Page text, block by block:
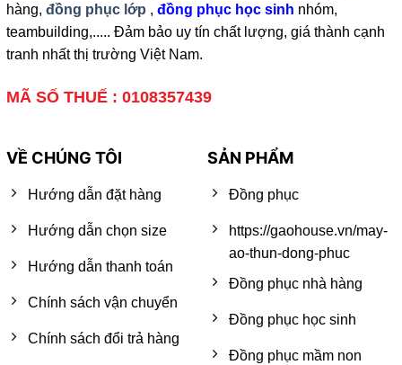
hàng, đồng phục lớp , đồng phục học sinh nhóm,
teambuilding,..... Đảm bảo uy tín chất lượng, giá thành cạnh
tranh nhất thị trường Việt Nam.
MÃ SỐ THUẾ : 0108357439
VỀ CHÚNG TÔI
Hướng dẫn đặt hàng
Hướng dẫn chọn size
Hướng dẫn thanh toán
Chính sách vận chuyển
Chính sách đổi trả hàng
SẢN PHẨM
Đồng phục
https://gaohouse.vn/may-
ao-thun-dong-phuc
Đồng phục nhà hàng
Đồng phục học sinh
Đồng phục mầm non